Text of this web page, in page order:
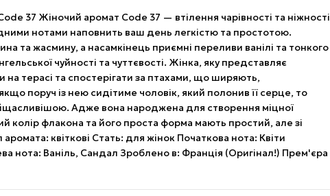
37 Жіночий аромат Code 37 — втілення чарівності та ніжності
нотами наповнить ваш день легкістю та простотою.
та жасмину, а насамкінець приємні переливи ванілі та тонкого
чуйності та чуттєвості. Жінка, яку представляє
на терасі та спостерігати за птахами, що ширяють,
поруч із нею сидітиме чоловік, який полонив її серце, то
Адже вона народжена для створення міцної
колір флакона та його проста форма мають простий, але зі
квіткові Стать: для жінок Початкова нота: Квіти
нота: Ваніль, Сандал Зроблено в: Франція (Оригінал!) Прем'єра